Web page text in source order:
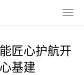
匠心护航开
基建